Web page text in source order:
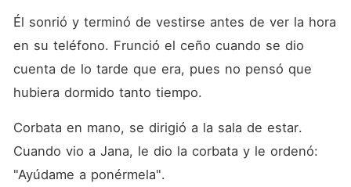
Él sonrió y terminó de vestirse antes de ver la hora
en su teléfono. Frunció el ceño cuando se dio
cuenta de lo tarde que era, pues no pensó que
hubiera dormido tanto tiempo.
Corbata en mano, se dirigió a la sala de estar.
Cuando vio a Jana, le dio la corbata y le ordenó:
"Ayúdame a ponérmela".